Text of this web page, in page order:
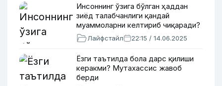
Инсоннинг ўзига бўлган ҳаддан
зиёд талабчанлиги қандай
муаммоларни келтириб чиқаради?
Лайфстайл 22:15 / 14.06.2025
Ёзги таътилда бола дарс қилиши
керакми? Мутахассис жавоб
берди